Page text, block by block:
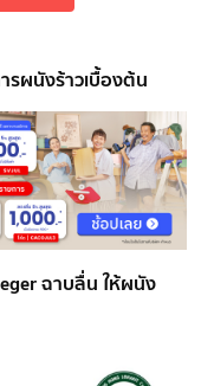
ผนังร้าวเบื้องต้น
ฉาบลื่น ให้ผนัง